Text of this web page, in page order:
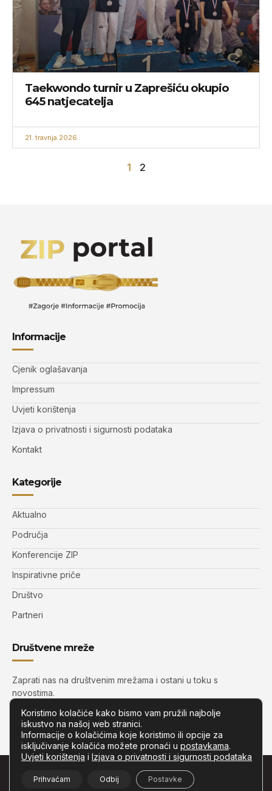
Taekwondo turnir u Zaprešiću okupio
645 natjecatelja
21. travnja 2026.
1 2
Informacije
Cjenik oglašavanja
Impressum
Uvjeti korištenja
Izjava o privatnosti i sigurnosti podataka
Kontakt
Kategorije
Aktualno
Područja
Konferencije ZIP
Inspirativne priče
Društvo
Partneri
Društvene mreže
Zaprati nas na društvenim mrežama i ostani u toku s
novostima.
Zip.com.hr– Sva prava pridržana.
Koristimo kolačiće kako bismo vam pružili najbolje
iskustvo na našoj web stranici.
Informacije o kolačićima koje koristimo ili opcije za
isključivanje kolačića možete pronaći u postavkama.
Uvjeti korištenja i Izjava o privatnosti i sigurnosti podataka
Prihvaćam Odbij Postavke